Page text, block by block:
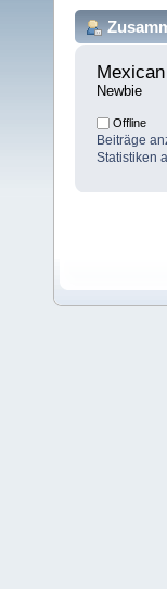
Mexican
Newbie
Offline
Beiträge
Statistiken